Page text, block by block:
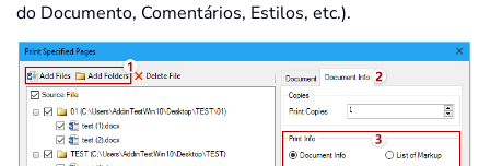
do Documento, Comentários, Estilos, etc.).